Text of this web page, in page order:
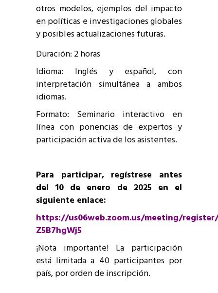
otros modelos, ejemplos del impacto
en políticas e investigaciones globales
y posibles actualizaciones futuras.
Duración: 2 horas
Idioma: Inglés y español, con
interpretación simultánea a ambos
idiomas.
Formato: Seminario interactivo en
línea con ponencias de expertos y
participación activa de los asistentes.
Para participar, regístrese antes
del 10 de enero de 2025 en el
siguiente enlace:
https://us06web.zoom.us/meeting/
Z5B7hgWj5
¡Nota importante! La participación
está limitada a 40 participantes por
país, por orden de inscripción.